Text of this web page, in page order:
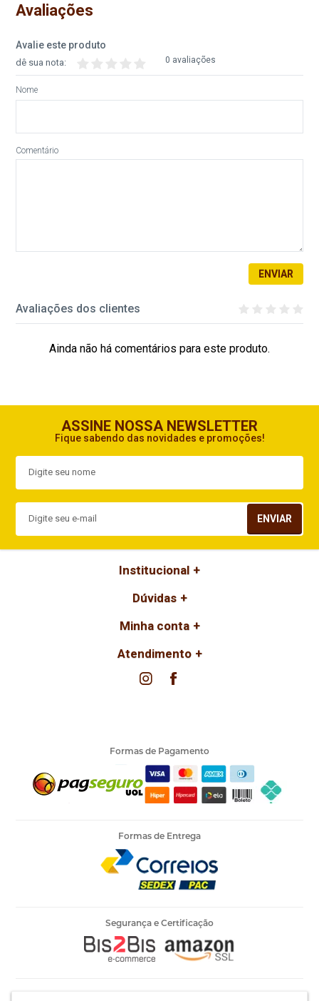
Avaliações
Avalie este produto
0 avaliações
dê sua nota:
Nome
Comentário
ENVIAR
Avaliações dos clientes
Ainda não há comentários para este produto.
ASSINE NOSSA NEWSLETTER
Fique sabendo das novidades e promoções!
ENVIAR
Institucional
Dúvidas
Minha conta
Atendimento
Formas de Pagamento
Formas de Entrega
Segurança e Certificação